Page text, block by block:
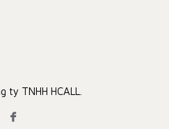
ty TNHH HCALL.